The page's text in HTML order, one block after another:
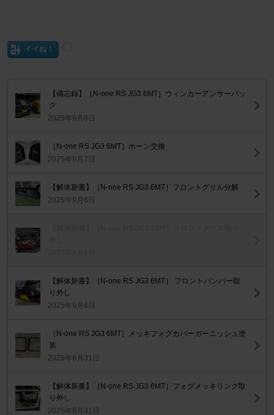
イイね！
【備忘録】［N-one RS JG3 6MT］ウィンカーアンサーバッ
ク
2025年9月8日
［N-one RS JG3 6MT］ホーン交換
2025年9月7日
【解体新書】［N-one RS JG3 6MT］フロントグリル分解
2025年9月6日
【解体新書】［N-one RS JG3 6MT］ フロントバンパー取
り外し
2025年9月6日
［N-one RS JG3 6MT］メッキフォグカバーガーニッシュ塗
装
2025年8月31日
【解体新書】［N-one RS JG3 6MT］フォグメッキリング取
り外し
2025年8月31日